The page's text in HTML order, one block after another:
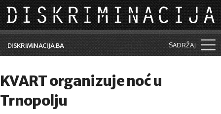
Skip to main content
DISKRIMINACIJA.BA SADRŽAJ
Vijesti i događaji
Aktuelne teme
KVART organizuje noć u
Trnopolju